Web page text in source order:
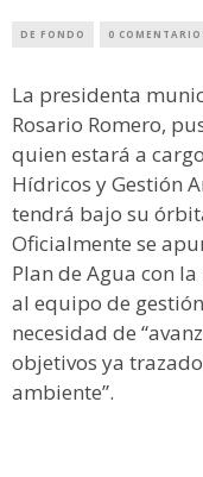
DE FONDO 0
La presidenta
Rosario Romero,
quien estará a
Hídricos y Gestión
tendrá bajo su
Oficialmente se
Plan de Agua con
al equipo de
necesidad de
objetivos ya
ambiente”.